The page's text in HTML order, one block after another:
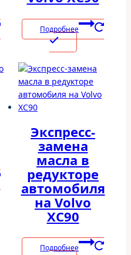
Подробнее
Экспресс-
замена
масла в
редукторе
автомобиля
на Volvo
XC90
Подробнее